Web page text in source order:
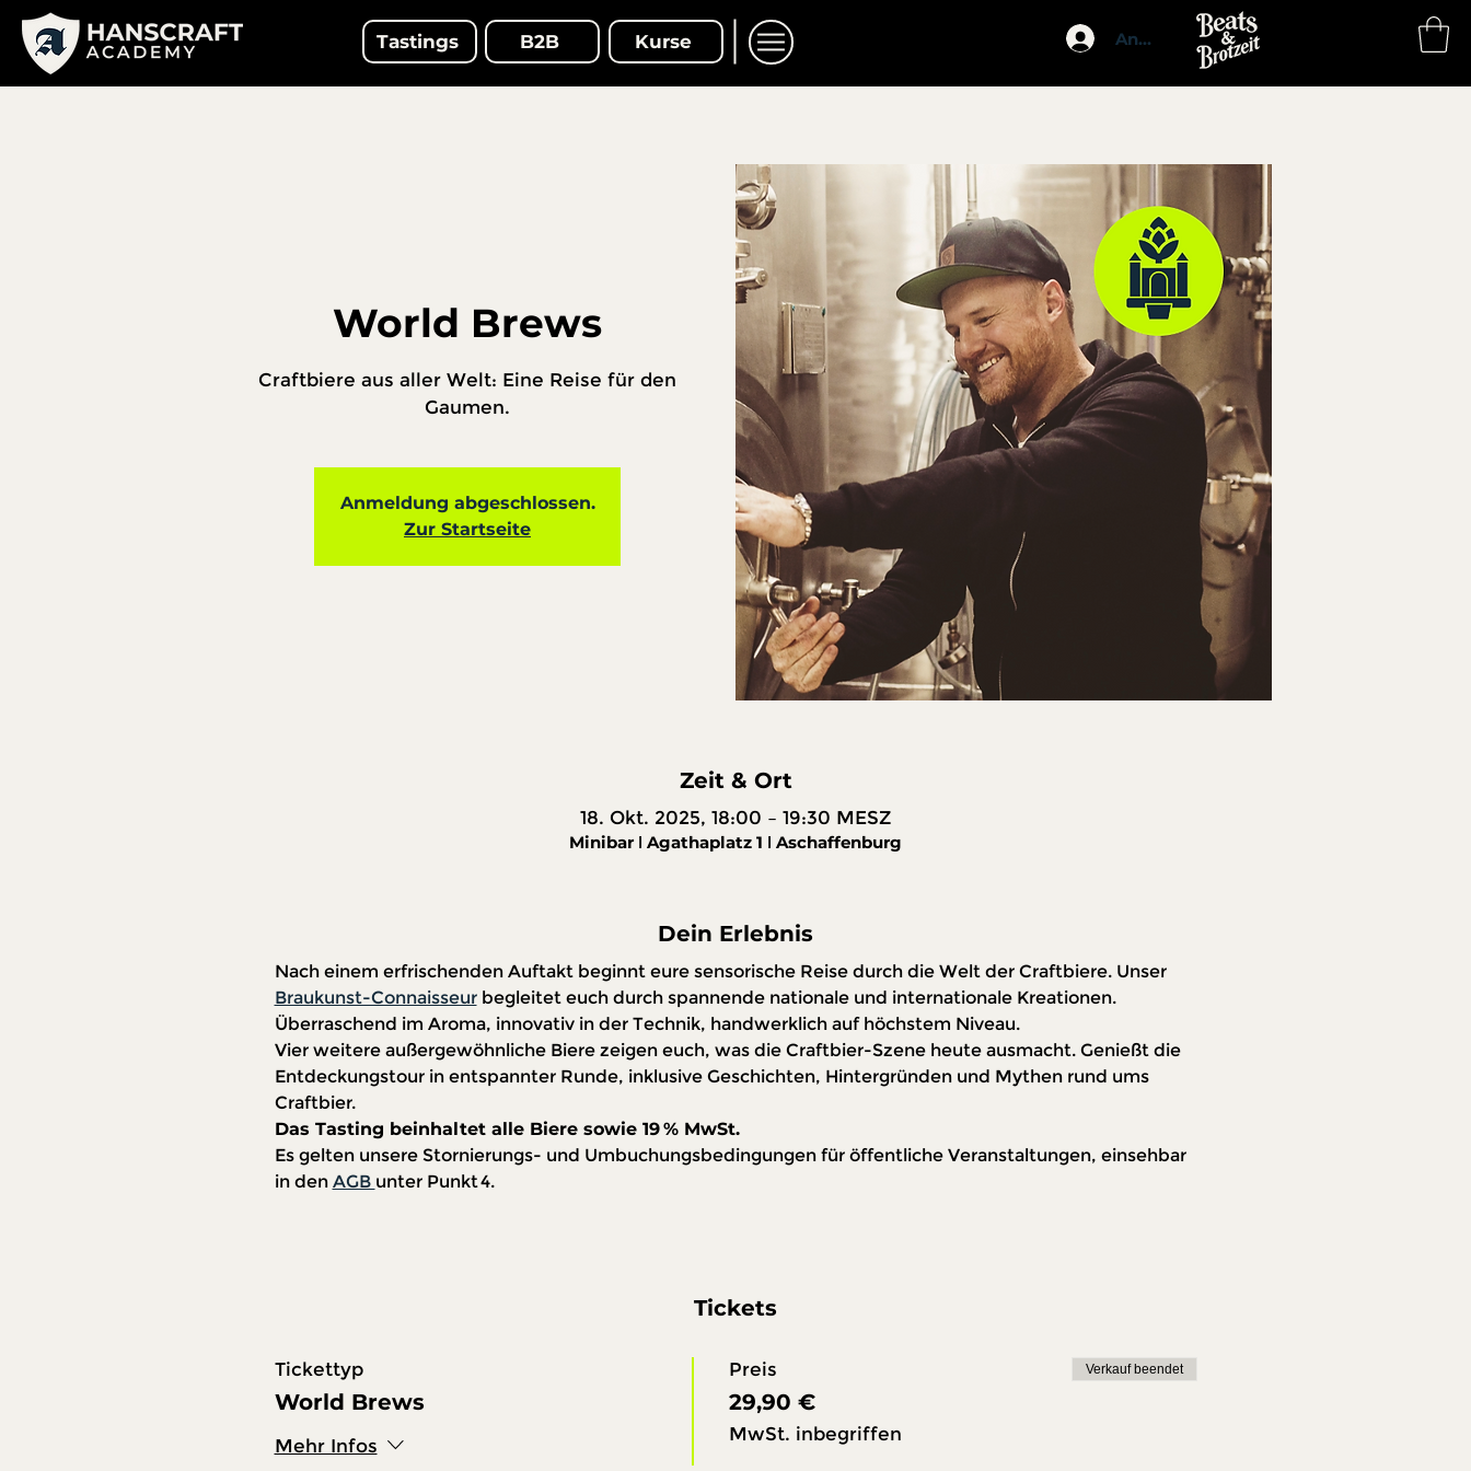
Kurse
Tastings B2B Anmelden
World Brews
Craftbiere aus aller Welt: Eine Reise für den
Gaumen.
Anmeldung abgeschlossen.
Zur Startseite
Zeit & Ort
18. Okt. 2025, 18:00 – 19:30 MESZ
Minibar ǀ Agathaplatz 1 ǀ Aschaffenburg
Dein Erlebnis
Nach einem erfrischenden Auftakt beginnt eure sensorische Reise durch die Welt der Craftbiere. Unser
Braukunst-Connaisseur begleitet euch durch spannende nationale und internationale Kreationen.
Überraschend im Aroma, innovativ in der Technik, handwerklich auf höchstem Niveau.
Vier weitere außergewöhnliche Biere zeigen euch, was die Craftbier-Szene heute ausmacht. Genießt die
Entdeckungstour in entspannter Runde, inklusive Geschichten, Hintergründen und Mythen rund ums
Craftbier.
Das Tasting beinhaltet alle Biere sowie 19 % MwSt.
Es gelten unsere Stornierungs- und Umbuchungsbedingungen für öffentliche Veranstaltungen, einsehbar
in den AGB unter Punkt 4.
Tickets
Tickettyp
World Brews
Mehr Infos
Preis
29,90 €
MwSt. inbegriffen
Verkauf beendet